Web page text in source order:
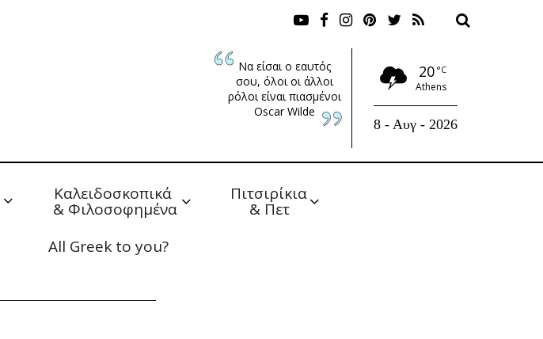
Να είσαι ο εαυτός
σου, όλοι οι άλλοι
ρόλοι είναι πιασμένοι
Oscar Wilde
20 °C
Athens
8 - Αυγ - 2026
Καλειδοσκοπικά
& Φιλοσοφημένα
Πιτσιρίκια
& Πετ
All Greek to you?